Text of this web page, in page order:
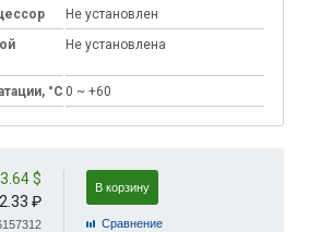
Не установлен
Не установлена
°C 0 ~ +60
$
₽
В корзину
Cравнение